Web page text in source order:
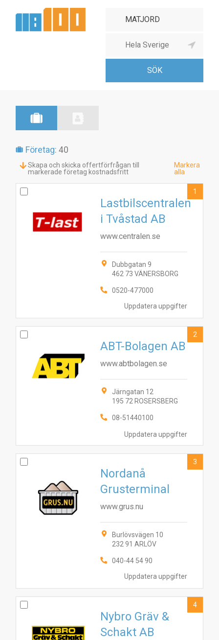
Företag: 40
Skapa och skicka offertförfrågan till
markerade företag kostnadsfritt
Markera
alla
Uppdatera uppgifter
Lastbilscentralen
i Tvåstad AB
www.centralen.se
Dubbgatan 9
462 73 VÄNERSBORG
0520-477000
1
Uppdatera uppgifter
ABT-Bolagen AB
www.abtbolagen.se
Järngatan 12
195 72 ROSERSBERG
08-51440100
2
Uppdatera uppgifter
Nordanå
Grusterminal
www.grus.nu
Burlövsvägen 10
232 91 ARLÖV
040-44 54 90
3
Nybro Gräv &
Schakt AB
4